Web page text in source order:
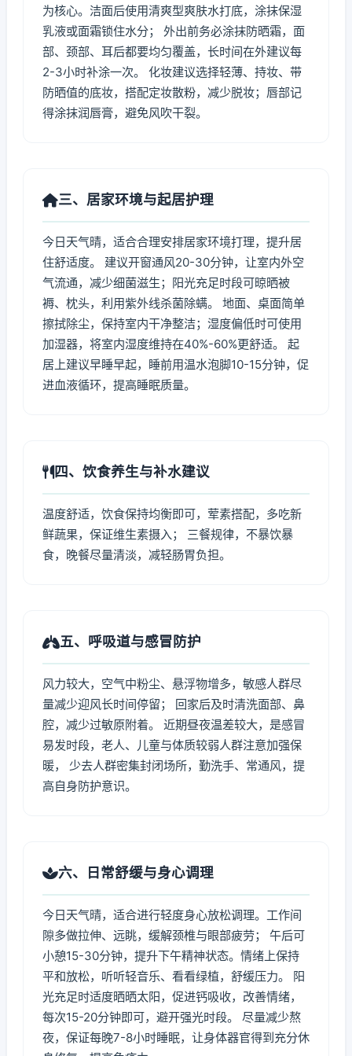
为核心。洁面后使用清爽型爽肤水打底，涂抹保湿
乳液或面霜锁住水分； 外出前务必涂抹防晒霜，面
部、颈部、耳后都要均匀覆盖，长时间在外建议每
2-3小时补涂一次。 化妆建议选择轻薄、持妆、带
防晒值的底妆，搭配定妆散粉，减少脱妆；唇部记
得涂抹润唇膏，避免风吹干裂。
三、居家环境与起居护理
今日天气晴，适合合理安排居家环境打理，提升居
住舒适度。 建议开窗通风20-30分钟，让室内外空
气流通，减少细菌滋生；阳光充足时段可晾晒被
褥、枕头，利用紫外线杀菌除螨。 地面、桌面简单
擦拭除尘，保持室内干净整洁；湿度偏低时可使用
加湿器，将室内湿度维持在40%-60%更舒适。 起
居上建议早睡早起，睡前用温水泡脚10-15分钟，促
进血液循环，提高睡眠质量。
四、饮食养生与补水建议
温度舒适，饮食保持均衡即可，荤素搭配，多吃新
鲜蔬果，保证维生素摄入； 三餐规律，不暴饮暴
食，晚餐尽量清淡，减轻肠胃负担。
五、呼吸道与感冒防护
风力较大，空气中粉尘、悬浮物增多，敏感人群尽
量减少迎风长时间停留； 回家后及时清洗面部、鼻
腔，减少过敏原附着。 近期昼夜温差较大，是感冒
易发时段，老人、儿童与体质较弱人群注意加强保
暖， 少去人群密集封闭场所，勤洗手、常通风，提
高自身防护意识。
六、日常舒缓与身心调理
今日天气晴，适合进行轻度身心放松调理。工作间
隙多做拉伸、远眺，缓解颈椎与眼部疲劳； 午后可
小憩15-30分钟，提升下午精神状态。情绪上保持
平和放松，听听轻音乐、看看绿植，舒缓压力。 阳
光充足时适度晒晒太阳，促进钙吸收，改善情绪，
每次15-20分钟即可，避开强光时段。 尽量减少熬
夜，保证每晚7-8小时睡眠，让身体器官得到充分休